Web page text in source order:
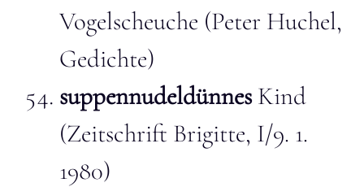
Vogelscheuche (Peter Huchel,
Gedichte)
suppennudeldünnesKind
(Zeitschrift Brigitte, I/9. 1.
1980)